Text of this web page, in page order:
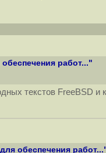
работ..."
текстов FreeBSD и
обеспечения